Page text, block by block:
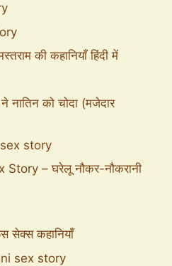
की कहानियाँ हिंदी में
को चोदा (मजेदार
story
– घरेलू नौकर-नौकरानी
कहानियाँ
sex story